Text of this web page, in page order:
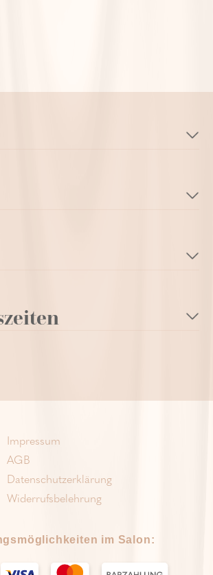
Impressum
AGB
Datenschutzerklärung
Widerrufsbelehrung
im Salon: